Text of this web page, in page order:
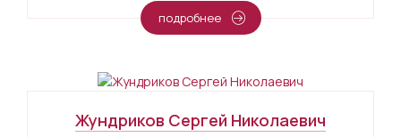
подробнее
Жундриков Сергей Николаевич